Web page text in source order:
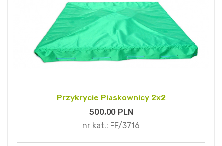
Przykrycie Piaskownicy 2x2
500,00PLN
nr kat.: FF/3716